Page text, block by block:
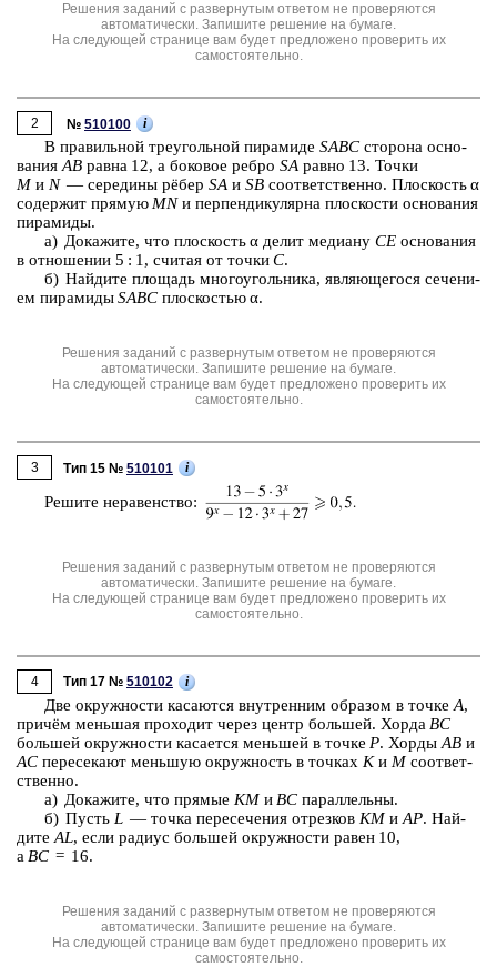
Решения заданий с развернутым ответом не проверяются
автоматически. Запишите решение на бумаге.
На следующей странице вам будет предложено проверить их
самостоятельно.
2 № 510100 i
В пра­виль­ной тре­уголь­ной пи­ра­ми­де SABC сто­ро­на ос­но­
ва­нияAB равна 12, а бо­ко­вое ребро SA равно 13. Точки
M и N— се­ре­ди­ны рёбер SA и SB со­от­вет­ствен­но. Плос­кость α
со­дер­жит пря­муюMNи пер­пен­ди­ку­ляр­на плос­ко­сти ос­но­ва­ния
пи­ра­ми­ды.
а) До­ка­жи­те, что плос­кость α делит ме­ди­а­ну CE ос­но­ва­ния
в от­но­ше­нии 5 : 1, счи­тая от точкиC.
б) Най­ди­те пло­щадь мно­го­уголь­ни­ка, яв­ля­ю­ще­го­ся се­че­ни­
ем пи­ра­ми­дыSABC плос­ко­стью α.
Решения заданий с развернутым ответом не проверяются
автоматически. Запишите решение на бумаге.
На следующей странице вам будет предложено проверить их
самостоятельно.
3 Тип 15 № 510101 i
Ре­ши­те не­ра­вен­ство:
Решения заданий с развернутым ответом не проверяются
автоматически. Запишите решение на бумаге.
На следующей странице вам будет предложено проверить их
самостоятельно.
4 Тип 17 № 510102 i
Две окруж­но­сти ка­са­ют­ся внут­рен­ним об­ра­зом в точке A,
причём мень­шая про­хо­дит через центр боль­шей. Хорда BC
боль­шей окруж­но­сти ка­са­ет­ся мень­шей в точке P. Хорды AB и
AC пе­ре­се­ка­ют мень­шую окруж­ность в точ­ках Kи M со­от­вет­
ствен­но.
а) До­ка­жи­те, что пря­мые KM и BC па­рал­лель­ны.
б) Пусть L — точка пе­ре­се­че­ния от­рез­ков KM и AP. Най­
ди­те AL, если ра­ди­ус боль­шей окруж­но­сти равен 10,
а BC = 16.
Решения заданий с развернутым ответом не проверяются
автоматически. Запишите решение на бумаге.
На следующей странице вам будет предложено проверить их
самостоятельно.